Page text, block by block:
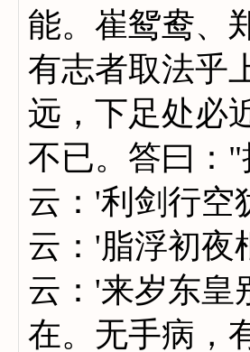
能。崔鸳鸯、
有志者取法乎
远，下足处必
不已。答曰：
云：'利剑行空
云：'脂浮初夜
云：'来岁东皇
在。无手病，